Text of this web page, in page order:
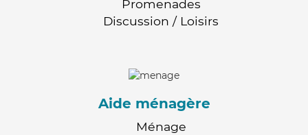
Promenades
Discussion / Loisirs
Aide ménagère
Ménage